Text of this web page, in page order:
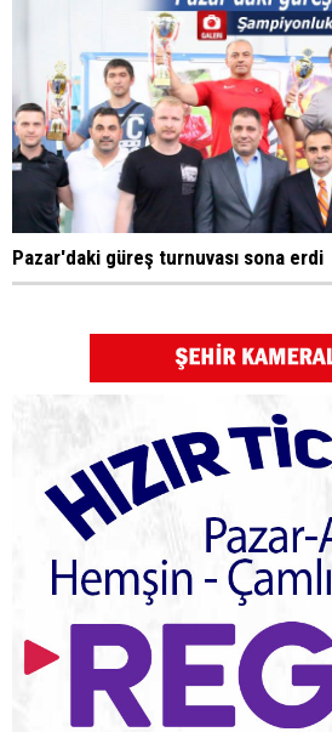
Pazar'daki güreş turnuvası sona erdi